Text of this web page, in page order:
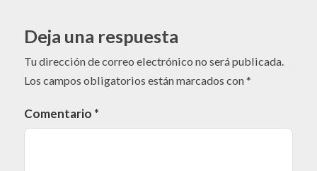
Deja una respuesta
Tu dirección de correo electrónico no será publicada.
Los campos obligatorios están marcados con*
Comentario *